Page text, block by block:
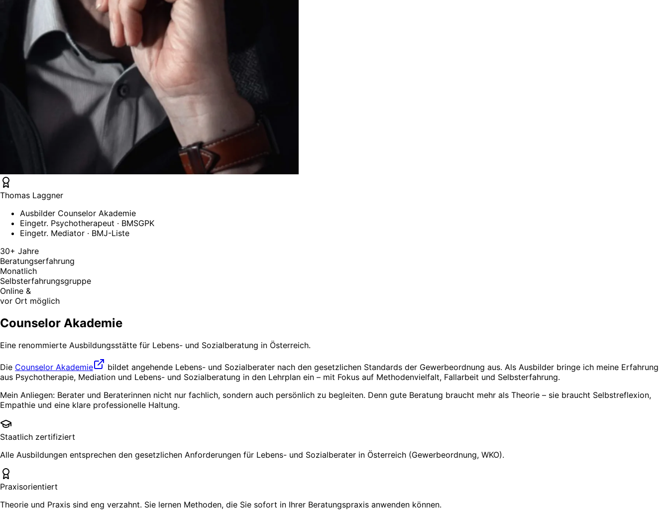
Thomas Laggner
Ausbilder Counselor Akademie
Eingetr. Psychotherapeut · BMSGPK
Eingetr. Mediator · BMJ-Liste
30+ Jahre
Beratungs­erfahrung
Monatlich
Selbst­erfahrungs­gruppe
Online &
vor Ort möglich
Counselor Akademie
Eine renommierte Ausbildungsstätte für Lebens- und Sozialberatung in Österreich.
Die Counselor Akademie
bildet angehende Lebens- und Sozialberater nach den gesetzlichen Standards der Gewerbeordnung aus. Als Ausbilder bringe ich meine Erfahrung
aus Psychotherapie, Mediation und Lebens- und Sozialberatung in den Lehrplan ein – mit Fokus auf Methodenvielfalt, Fallarbeit und Selbsterfahrung.
Mein Anliegen: Berater und Beraterinnen nicht nur fachlich, sondern auch persönlich zu begleiten. Denn gute Beratung braucht mehr als Theorie – sie braucht Selbstreflexion,
Empathie und eine klare professionelle Haltung.
Staatlich zertifiziert
Alle Ausbildungen entsprechen den gesetzlichen Anforderungen für Lebens- und Sozialberater in Österreich (Gewerbeordnung, WKO).
Praxisorientiert
Theorie und Praxis sind eng verzahnt. Sie lernen Methoden, die Sie sofort in Ihrer Beratungspraxis anwenden können.